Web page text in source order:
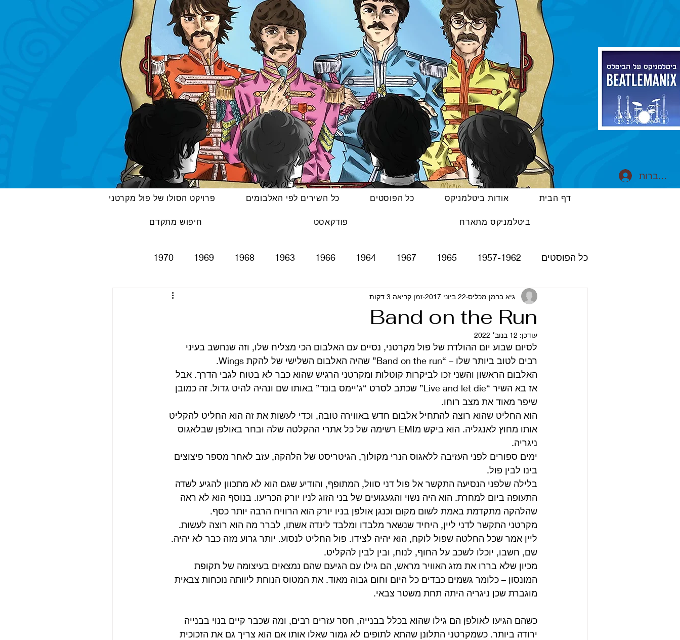
דף הבית אודות ביטלמניקס כל הפוסטים כל השירים לפי האלבומים פרויקט הסולו של פול מקרטני
ביטלמניקס מתארח פודקאסט חיפוש מתקדם
כל הפוסטים 1957-1962
1965
1967
1964
1966
1963
1968
1969
1970
Please Please Me
With The Beatles
A Hard Day's Night
Rubber Soul
Revolver
The Beatles - White Album
Yellow Submarine
Abbey Road
Let It Be
Anthology
קאברים סרטים טלוויזיה רדיו קטעים מתוך ספרים ומאמרים
Band on the Run
גיא ברמן מכליס 22 ביוני 2017 זמן קריאה 3 דקות
עודכן: 12 בנוב׳ 2022
לסיום שבוע יום ההולדת של פול מקרטני, נסיים עם האלבום הכי מצליח שלו, וזה שנחשב בעיני
רבים לטוב ביותר שלו – “Band on the run” שהיה האלבום השלישי של להקת Wings.
האלבום הראשון והשני זכו לביקרות קוטלות ומקרטני הרגיש שהוא כבר לא בטוח לגבי הדרך. אבל
אז בא השיר “Live and let die” שכתב לסרט “ג’יימס בונד” באותו שם ונהיה להיט גדול. זה כמובן
שיפר מאוד את מצב רוחו.
הוא החליט שהוא רוצה להתחיל אלבום חדש באווירה טובה, וכדי לעשות את זה הוא החליט להקליט
אותו מחוץ לאנגליה. הוא ביקש מEMI רשימה של כל אתרי ההקלטה שלה ובחר באולפן שבלאגוס
ניגריה.
ימים ספורים לפני העזיבה ללאגוס הנרי מקולוך, הגיטריסט של הלהקה, עזב לאחר מספר פיצוצים
בינו לבין פול.
בלילה שלפני הנסיעה התקשר אל פול דני סוול, המתופף, והודיע שגם הוא לא מתכוון להגיע לשדה
התעופה ביום למחרת. הוא היה נשוי והגעגועים של בני הזוג לניו יורק הכריעו. בנוסף הוא לא ראה
שהלהקה מתקדמת באמת לשום מקום וכנגן אולפן בניו יורק הוא הרוויח הרבה יותר כסף.
מקרטני התקשר לדני ליין, היחיד שנשאר מלבדו ומלבד לינדה אשתו, לברר מה הוא רוצה לעשות.
ליין אמר שכל החלטה שפול לוקח, הוא יהיה לצידו. פול החליט לנסוע. יותר גרוע מזה כבר לא יהיה.
שם, חשבו, יוכלו לשכב על החוף, לנוח, ובין לבין להקליט.
מכיון שלא בררו את מזג האוויר מראש, הם גילו עם הגיעם שהם נמצאים בעיצומה של תקופת
המונסון – כלומר גשמים כבדים כל היום וחום גבוה מאוד. את המטוס הנוחת ליוותה נוכחות צבאית
מוגברת שכן ניגריה היתה תחת משטר צבאי.
כשהם הגיעו לאולפן הם גילו שהוא בכלל בבנייה, חסר עזרים רבים, ומה שכבר קיים בנוי בבנייה
ירודה ביותר. כשמקרטני התלונן שהתא לתופים לא גמור שאלו אותו אם הוא צריך גם את הזכוכית